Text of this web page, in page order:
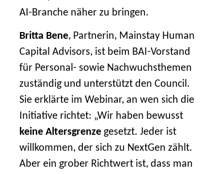
AI-Branche näher zu bringen.
Britta Bene, Partnerin, Mainstay Human
Capital Advisors, ist beim BAI-Vorstand
für Personal- sowie Nachwuchsthemen
zuständig und unterstützt den Council.
Sie erklärte im Webinar, an wen sich die
Initiative richtet: „Wir haben bewusst
keine Altersgrenze gesetzt. Jeder ist
willkommen, der sich zu NextGen zählt.
Aber ein grober Richtwert ist, dass man